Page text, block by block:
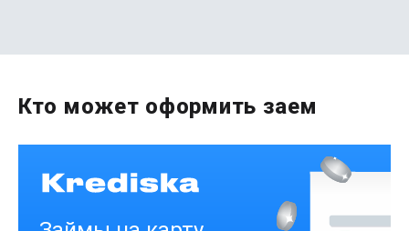
Получить
Кто может оформить заем